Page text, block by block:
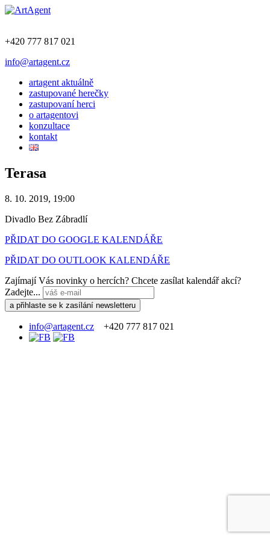
+420 777 817 021
info@artagent.cz
artagent aktuálně
zastupované herečky
zastupovaní herci
o artagentovi
konzultace
kontakt
Terasa
8. 10. 2019, 19:00
Divadlo Bez Zábradlí
PŘIDAT DO GOOGLE KALENDÁŘE
PŘIDAT DO OUTLOOK KALENDÁŘE
Zajímají Vás novinky o hercích? Chcete zasílat kalendář akcí?
Zadejte...
info@artagent.cz +420 777 817 021